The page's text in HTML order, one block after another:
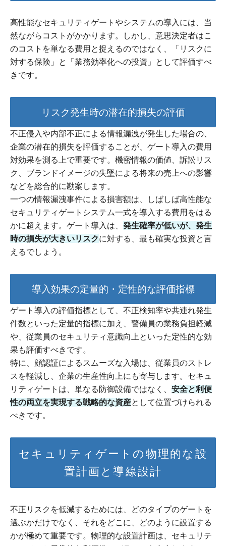
高性能なセキュリティゲートやシステムの導入には、当
然ながらコストがかかります。しかし、意思決定者はこ
のコストを単なる費用と捉えるのではなく、「リスクに
対する保険」と「業務効率化への投資」として評価すべ
きです。
リスク発生時の潜在的損失の評価
不正侵入や内部不正による情報漏洩が発生した場合の、
企業の潜在的損失を評価することが、ゲート導入の費用
対効果を測る上で重要です。機密情報の価値、訴訟リス
ク、ブランドイメージの失墜による将来の売上への影響
などを総合的に勘案します。
一つの情報漏洩事件による損害額は、しばしば高性能な
セキュリティゲートシステム一式を導入する費用をはる
かに超えます。ゲート導入は、 発生確率が低いが、発生
時の損失が大きいリスクに対する、最も確実な投資と言
えるでしょう。
導入効果の定量的・定性的な評価指標
ゲート導入の評価指標として、不正検知率や共連れ発生
件数といった定量的指標に加え、警備員の業務負担軽減
や、従業員のセキュリティ意識向上といった定性的な効
果も評価すべきです。
特に、顔認証によるスムーズな入場は、従業員のストレ
スを軽減し、企業の生産性向上にも寄与します。セキュ
リティゲートは、単なる防御設備ではなく、 安全と利便
性の両立を実現する戦略的な資産として位置づけられる
べきです。
セキュリティゲートの物理的な設
置計画と導線設計
不正リスクを低減するためには、どのタイプのゲートを
選ぶかだけでなく、それをどこに、どのように設置する
かが極めて重要です。物理的な設置計画は、セキュリテ